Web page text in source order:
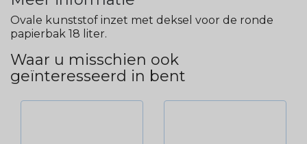
Ovale kunststof inzet met deksel voor de ronde
papierbak 18 liter.
Waar u misschien ook
geïnteresseerd in bent